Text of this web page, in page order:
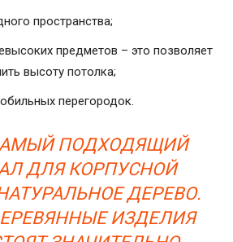
пространства;
предметов – это позволяет
высоту потолка;
перегородок.
ПОДХОДЯЩИЙ
ДЛЯ КОРПУСНОЙ
ДЕРЕВО.
ИЗДЕЛИЯ